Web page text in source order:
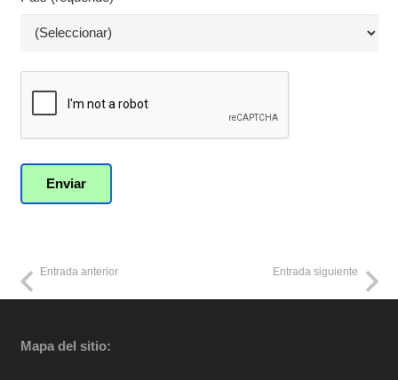
Entrada anterior Entrada siguiente
Mapa del sitio: